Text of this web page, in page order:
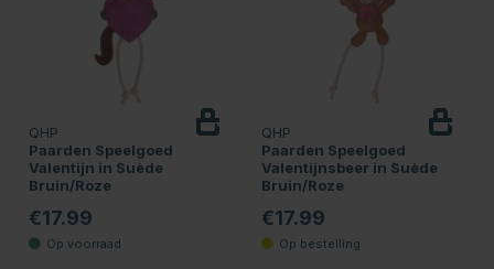
QHP
Paarden Speelgoed
Valentijn in Suède
Bruin/Roze
€17.99
QHP
Paarden Speelgoed
Valentijnsbeer in Suède
Bruin/Roze
€17.99